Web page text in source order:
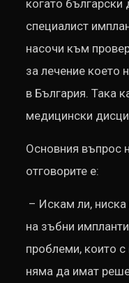
когато български
специалист
насочи към
за лечение
в България. Така
медицински
Основния въпрос
отговорите е:
– Искам ли, ниска
на зъбни
проблеми, които
няма да имат